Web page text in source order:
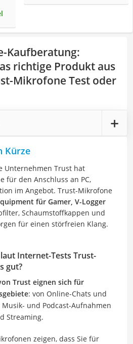
Kaufberatung:
richtige Produkt aus
Mikrofone Test oder
Kürze
Unternehmen Trust hat
für den Anschluss an PC,
im Angebot. Trust-Mikrofone
für Gamer, V-Logger
Schaumstoffkappen und
für einen störfreien Klang.
Internet-Tests Trust-
gut?
Trust eignen sich für
: von Online-Chats und
und Podcast-Aufnahmen
Streaming.
zeigen, dass Sie für